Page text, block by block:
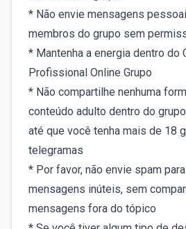
* Não envie mensagens
membros do grupo sem
* Mantenha a energia dentro do
Profissional Online Grupo
* Não compartilhe nenhuma
conteúdo adulto dentro do
até que você tenha mais de 18
telegramas
* Por favor, não envie spam
mensagens inúteis, sem
mensagens fora do tópico